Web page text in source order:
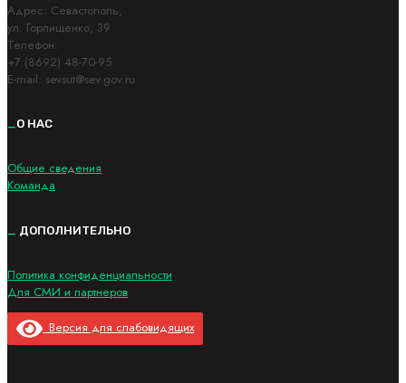
Адрес: Cевастополь,
ул. Горпищенко, 39
Телефон:
+7 (8692) 48-70-95
E-mail: sevsut@sev.gov.ru
_О НАС
Общие сведения
Команда
ДОПОЛНИТЕЛЬНО
Политика конфиденциальности
Для СМИ и партнеров
Версия для слабовидящих